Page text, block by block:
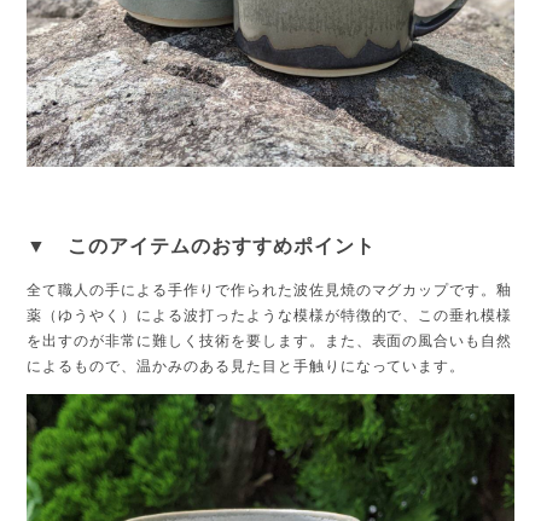
▼ このアイテムのおすすめポイント
全て職人の手による手作りで作られた波佐見焼のマグカップです。釉
薬（ゆうやく）による波打ったような模様が特徴的で、この垂れ模様
を出すのが非常に難しく技術を要します。また、表面の風合いも自然
によるもので、温かみのある見た目と手触りになっています。